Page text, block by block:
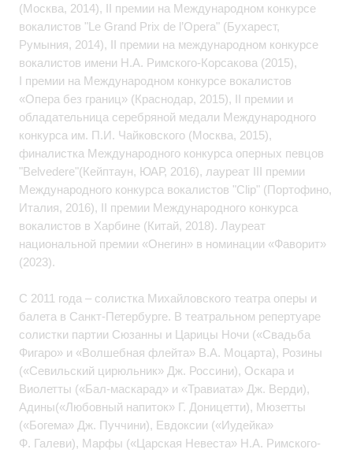
(Москва, 2014), II премии на Международном конкурсе
вокалистов "Le Grand Prix de l’Opera" (Бухарест,
Румыния, 2014), II премии на международном конкурсе
вокалистов имени Н.А. Римского-Корсакова (2015),
I премии на Международном конкурсе вокалистов
«Опера без границ» (Краснодар, 2015), II премии и
обладательница серебряной медали Международного
конкурса им. П.И. Чайковского (Москва, 2015),
финалистка Международного конкурса оперных певцов
"Belvedere"(Кейптаун, ЮАР, 2016), лауреат III премии
Международного конкурса вокалистов "Clip" (Портофино,
Италия, 2016), II премии Международного конкурса
вокалистов в Харбине (Китай, 2018). Лауреат
национальной премии «Онегин» в номинации «Фаворит»
(2023).
С 2011 года – солистка Михайловского театра оперы и
балета в Санкт-Петербурге. В театральном репертуаре
солистки партии Сюзанны и Царицы Ночи («Свадьба
Фигаро» и «Волшебная флейта» В.А. Моцарта), Розины
(«Севильский цирюльник» Дж. Россини), Оскара и
Виолетты («Бал-маскарад» и «Травиата» Дж. Верди),
Адины(«Любовный напиток» Г. Доницетти), Мюзетты
(«Богема» Дж. Пуччини), Евдоксии («Иудейка»
Ф. Галеви), Марфы («Царская Невеста» Н.А. Римского-